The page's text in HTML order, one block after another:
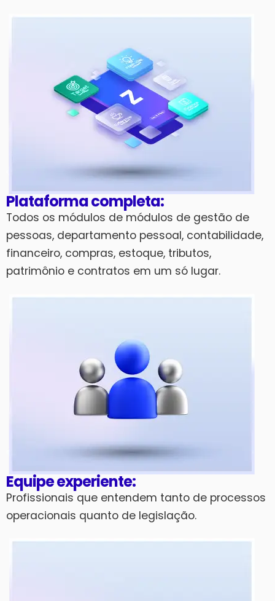
Plataforma completa:
Todos os módulos de módulos de gestão de
pessoas, departamento pessoal, contabilidade,
financeiro, compras, estoque, tributos,
patrimônio e contratos em um só lugar.
Equipe experiente:
Profissionais que entendem tanto de processos
operacionais quanto de legislação.